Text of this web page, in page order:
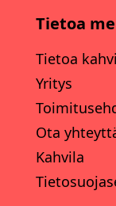
Tietoa
Tietoa
Yritys
Ota
Kahvila